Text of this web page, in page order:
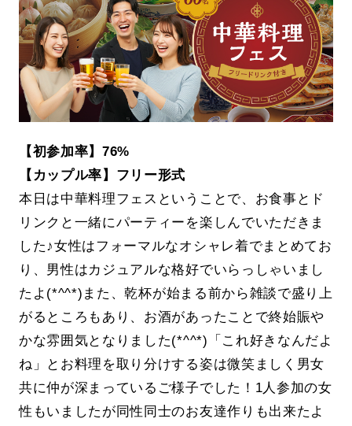
【初参加率】76%
【カップル率】フリー形式
本日は中華料理フェスということで、お食事とド
リンクと一緒にパーティーを楽しんでいただきま
した♪女性はフォーマルなオシャレ着でまとめてお
り、男性はカジュアルな格好でいらっしゃいまし
たよ(*^^*)また、乾杯が始まる前から雑談で盛り上
がるところもあり、お酒があったことで終始賑や
かな雰囲気となりました(*^^*)「これ好きなんだよ
ね」とお料理を取り分けする姿は微笑ましく男女
共に仲が深まっているご様子でした！1人参加の女
性もいましたが同性同士のお友達作りも出来たよ